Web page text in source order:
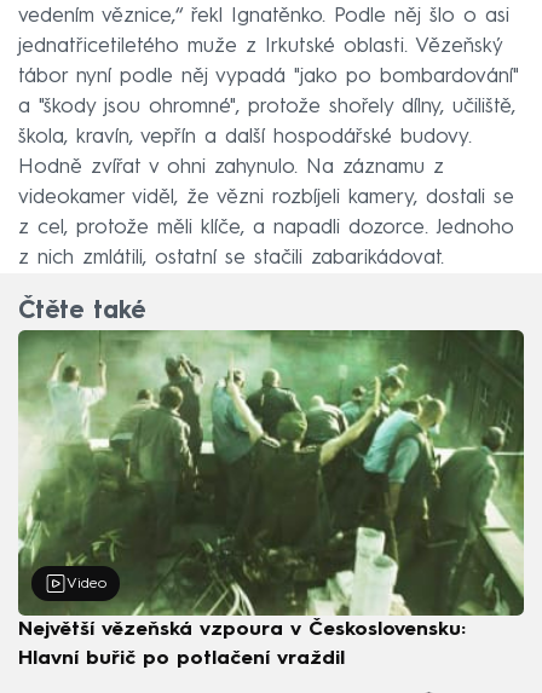
vedením věznice,‘‘ řekl Ignatěnko. Podle něj šlo o asi
jednatřicetiletého muže z Irkutské oblasti. Vězeňský
tábor nyní podle něj vypadá "jako po bombardování"
a "škody jsou ohromné", protože shořely dílny, učiliště,
škola, kravín, vepřín a další hospodářské budovy.
Hodně zvířat v ohni zahynulo. Na záznamu z
videokamer viděl, že vězni rozbíjeli kamery, dostali se
z cel, protože měli klíče, a napadli dozorce. Jednoho
z nich zmlátili, ostatní se stačili zabarikádovat.
Čtěte také
Video
Největší vězeňská vzpoura v Československu:
Hlavní buřič po potlačení vraždil